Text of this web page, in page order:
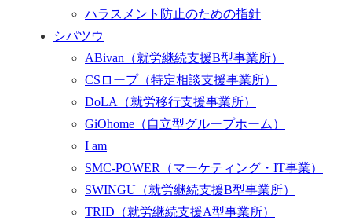
ハラスメント防止のための指針
シパツウ
ABivan （就労継続支援B型事業所）
CSロープ （特定相談支援事業所）
DoLA （就労移行支援事業所）
GiOhome （自立型グループホーム）
I am
SMC-POWER （マーケティング・IT事業）
SWINGU （就労継続支援B型事業所）
TRID （就労継続支援A型事業所）